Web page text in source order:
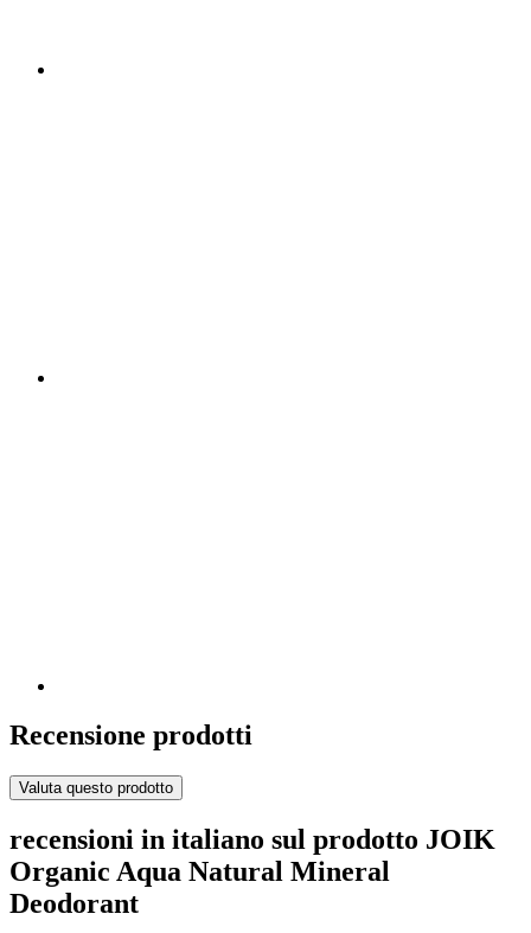
Recensione prodotti
Valuta questo prodotto
recensioni in italiano sul prodotto JOIK
Organic Aqua Natural Mineral
Deodorant